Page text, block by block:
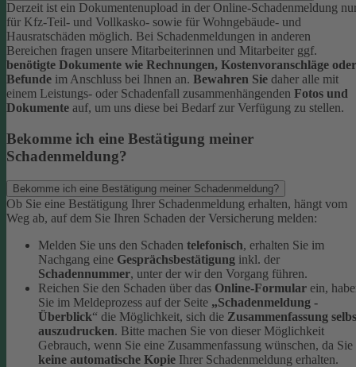
Derzeit ist ein Dokumentenupload in der Online-Schadenmeldung
für Kfz-Teil- und Vollkasko- sowie für Wohngebäude- und
Hausratschäden möglich. Bei Schadenmeldungen in anderen
Bereichen fragen unsere Mitarbeiterinnen und Mitarbeiter ggf.
benötigte Dokumente wie Rechnungen, Kostenvoranschläge oder
Befunde im Anschluss bei Ihnen an. Bewahren Sie daher alle mit
einem Leistungs- oder Schadenfall zusammenhängenden Fotos und
Dokumente auf, um uns diese bei Bedarf zur Verfügung zu stellen.
Bekomme ich eine Bestätigung meiner
Schadenmeldung?
Bekomme ich eine Bestätigung meiner Schadenmeldung?
Ob Sie eine Bestätigung Ihrer Schadenmeldung erhalten, hängt vom
Weg ab, auf dem Sie Ihren Schaden der Versicherung melden:
Melden Sie uns den Schaden telefonisch, erhalten Sie im
Nachgang eine Gesprächsbestätigung inkl. der
Schadennummer, unter der wir den Vorgang führen.
Reichen Sie den Schaden über das Online-Formular ein,
Sie im Meldeprozess auf der Seite „Schadenmeldung -
Überblick“ die Möglichkeit, sich die Zusammenfassung
auszudrucken. Bitte machen Sie von dieser Möglichkeit
Gebrauch, wenn Sie eine Zusammenfassung wünschen, da Sie
keine automatische Kopie Ihrer Schadenmeldung erhalten.